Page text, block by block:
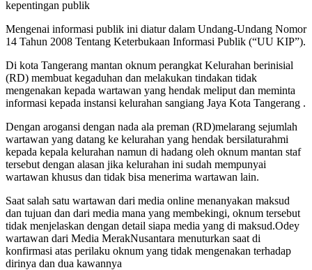
kepentingan publik
Mengenai informasi publik ini diatur dalam Undang-Undang Nomor
14 Tahun 2008 Tentang Keterbukaan Informasi Publik (“UU KIP”).
Di kota Tangerang mantan oknum perangkat Kelurahan berinisial
(RD) membuat kegaduhan dan melakukan tindakan tidak
mengenakan kepada wartawan yang hendak meliput dan meminta
informasi kepada instansi kelurahan sangiang Jaya Kota Tangerang .
Dengan arogansi dengan nada ala preman (RD)melarang sejumlah
wartawan yang datang ke kelurahan yang hendak bersilaturahmi
kepada kepala kelurahan namun di hadang oleh oknum mantan staf
tersebut dengan alasan jika kelurahan ini sudah mempunyai
wartawan khusus dan tidak bisa menerima wartawan lain.
Saat salah satu wartawan dari media online menanyakan maksud
dan tujuan dan dari media mana yang membekingi, oknum tersebut
tidak menjelaskan dengan detail siapa media yang di maksud.Odey
wartawan dari Media MerakNusantara menuturkan saat di
konfirmasi atas perilaku oknum yang tidak mengenakan terhadap
dirinya dan dua kawannya